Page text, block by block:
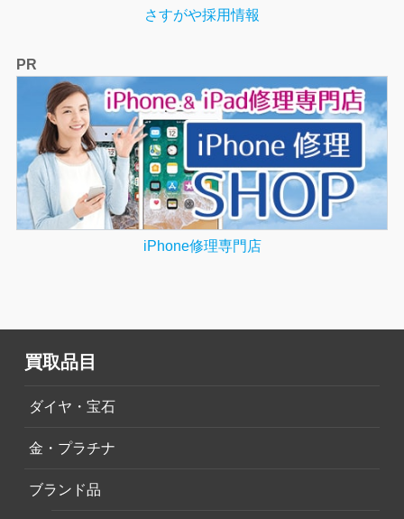
さすがや採用情報
PR
iPhone修理専門店
買取品目
ダイヤ・宝石
金・プラチナ
ブランド品